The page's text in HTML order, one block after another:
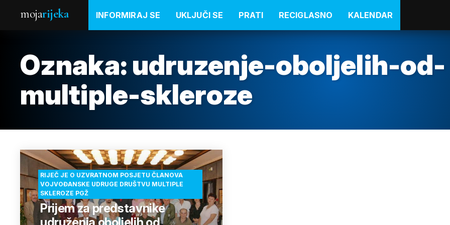
mojarijeka INFORMIRAJ SE UKLJUČI SE PRATI RECIGLASNO KALENDAR
Oznaka: udruzenje-oboljelih-od-
multiple-skleroze
RIJEČ JE O UZVRATNOM POSJETU ČLANOVA
VOJVOĐANSKE UDRUGE DRUŠTVU MULTIPLE
SKLEROZE PGŽ
Prijem za predstavnike